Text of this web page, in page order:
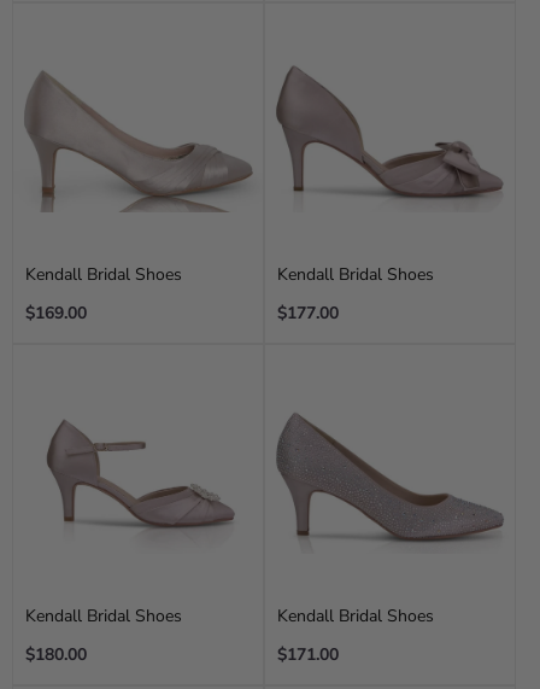
Kendall Bridal Shoes
Regular
$169.00
Kendall Bridal Shoes
Regular
$177.00
Kendall Bridal Shoes
Regular
$180.00
Kendall Bridal Shoes
Regular
$171.00